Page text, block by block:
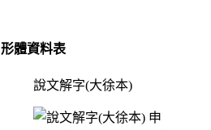
形體資料表
說文解字(大徐本)